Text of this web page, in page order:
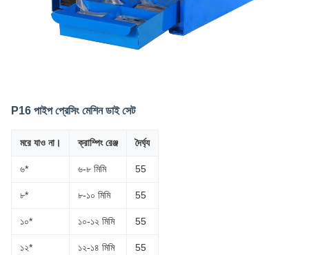
P16 পাইপ প্রেসিং মেশিন ডাই সেট
মরে যাও না। ক্রাম্পিং রেঞ্জ দৈর্ঘ্য
৬* ৬-৮ মিমি 55
৮* ৮-১০ মিমি 55
১০* ১০-১২ মিমি 55
১২* ১২-১৪ মিমি 55